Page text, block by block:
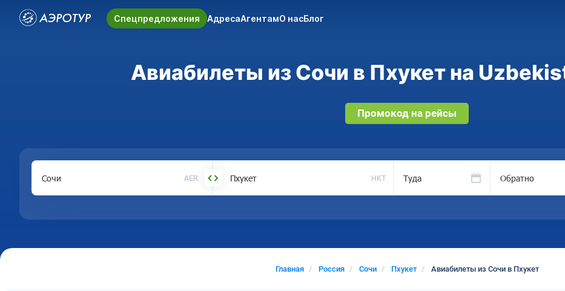
Спецпредложения АдресаАгентамО насБлог
Авиабилеты из Сочи в Пхукет на
Промокод на рейсы
AER HKT Туда Обратно
Главная Россия Сочи Пхукет Авиабилеты из Сочи в Пхукет